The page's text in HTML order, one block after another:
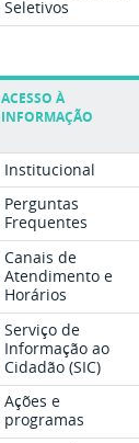
Seletivos
ACESSO À
INFORMAÇÃO
Institucional
Perguntas
Frequentes
Canais de
Atendimento e
Horários
Serviço de
Informação ao
Cidadão (SIC)
Ações e
programas